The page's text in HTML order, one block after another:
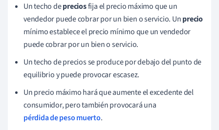
Un techo depreciosfija el precio máximo que un
vendedor puede cobrar por un bien o servicio. Unprecio
mínimo establece el precio mínimo que un vendedor
puede cobrar por un bien o servicio.
Un techo de precios se produce por debajo del punto de
equilibrio y puede provocar escasez.
Un precio máximo hará que aumente el excedente del
consumidor, pero también provocará una
pérdida de peso muerto.